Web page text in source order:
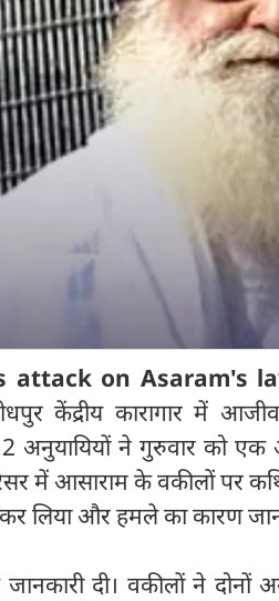
attack on Asaram's
केंद्रीय कारागार में
अनुयायियों ने गुरुवार को
में आसाराम के वकीलों पर
कर लिया और हमले का कारण
दी। वकीलों ने दोनों